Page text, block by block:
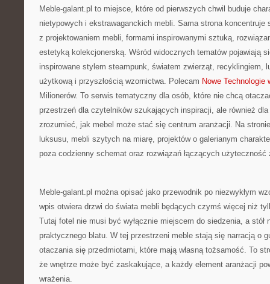
Meble-galant.pl to miejsce, które od pierwszych chwil buduje
nietypowych i ekstrawaganckich mebli. Sama strona koncentruje
z projektowaniem mebli, formami inspirowanymi sztuką,
estetyką kolekcjonerską. Wśród widocznych tematów pojawiają
inspirowane stylem steampunk, światem zwierząt, recyklingiem,
użytkową i przyszłością wzornictwa. Polecam Nowe Technologie
Milionerów. To serwis tematyczny dla osób, które nie chcą
przestrzeń dla czytelników szukających inspiracji, ale również
zrozumieć, jak mebel może stać się centrum aranżacji. Na
luksusu, mebli szytych na miarę, projektów o galerianym
poza codzienny schemat oraz rozwiązań łączących użyteczność
Meble-galant.pl można opisać jako przewodnik po niezwykłym
wpis otwiera drzwi do świata mebli będących czymś więcej niż
Tutaj fotel nie musi być wyłącznie miejscem do siedzenia, a stół
praktycznego blatu. W tej przestrzeni meble stają się narracją o
otaczania się przedmiotami, które mają własną tożsamość. To
że wnętrze może być zaskakujące, a każdy element aranżacji
wrażenia.